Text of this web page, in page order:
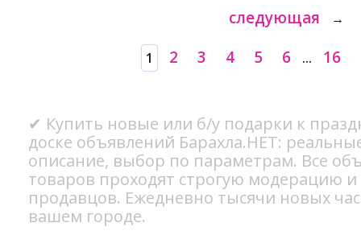
следующая →
1 2 3 4 5 6 ... 16
✔ Купить новые или б/у подарки к
доске объявлений Барахла.НЕТ:
описание, выбор по параметрам. Все
товаров проходят строгую модерацию
продавцов. Ежедневно тысячи новых
вашем городе.